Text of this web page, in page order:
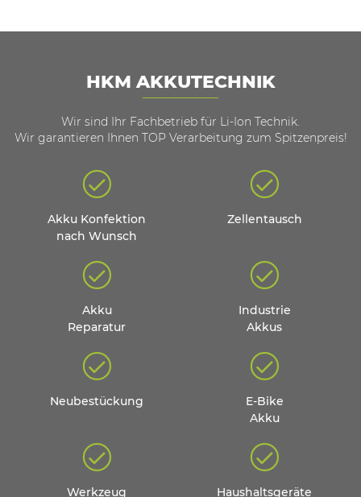
HKM AKKUTECHNIK
Wir sind Ihr Fachbetrieb für Li-Ion Technik.
Wir garantieren Ihnen TOP Verarbeitung zum Spitzenpreis!
Akku Konfektion
nach Wunsch
Zellentausch
Akku
Reparatur
Industrie
Akkus
Neubestückung
E-Bike
Akku
Werkzeug
Haushaltsgeräte